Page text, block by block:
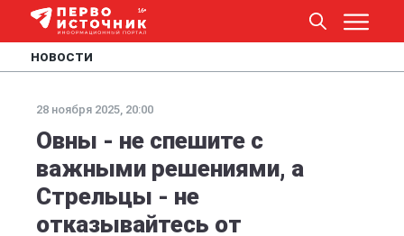
НОВОСТИ
28 ноября 2025, 20:00
Овны - не спешите с
важными решениями, а
Стрельцы - не
отказывайтесь от